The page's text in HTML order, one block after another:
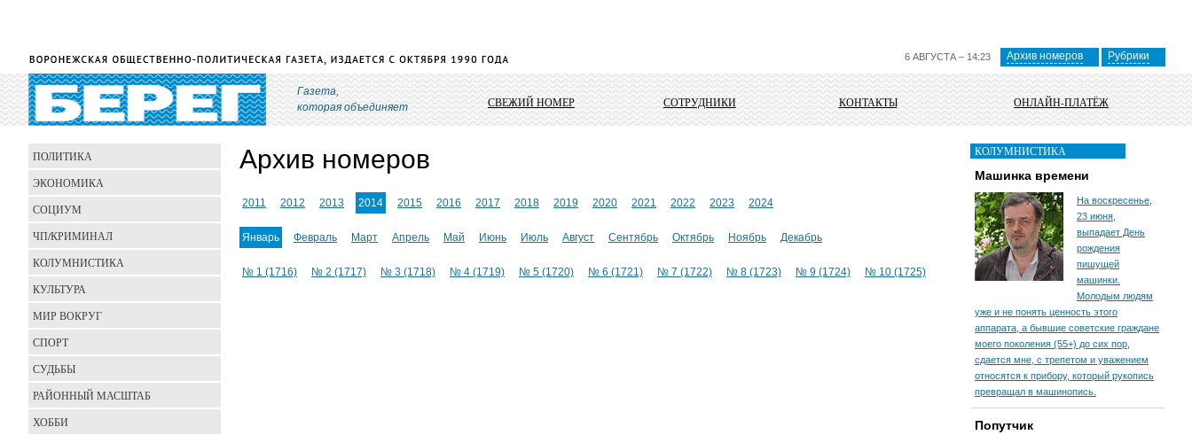
6 АВГУСТА – 14:23 Архив номеров Рубрики
Газета,
которая объединяет
СВЕЖИЙ НОМЕР СОТРУДНИКИ КОНТАКТЫ ОНЛАЙН-ПЛАТЁЖ
Архив номеров
2011 2012 2013 2014 2015 2016 2017 2018 2019 2020 2021 2022 2023 2024
Январь Февраль Март Апрель Май Июнь Июль Август Сентябрь Октябрь Ноябрь Декабрь
№ 1 (1716) № 2 (1717) № 3 (1718) № 4 (1719) № 5 (1720) № 6 (1721) № 7 (1722) № 8 (1723) № 9 (1724) № 10 (1725)
ПОЛИТИКА
ЭКОНОМИКА
СОЦИУМ
ЧП/КРИМИНАЛ
КОЛУМНИСТИКА
КУЛЬТУРА
МИР ВОКРУГ
СПОРТ
СУДЬБЫ
РАЙОННЫЙ МАСШТАБ
ХОББИ
КОЛУМНИСТИКА
Машинка времени
На воскресенье,
23 июня,
выпадает День
рождения
пишущей
машинки.
Молодым людям
уже и не понять ценность этого
аппарата, а бывшие советские граждане
моего поколения (55+) до сих пор,
сдается мне, с трепетом и уважением
относятся к прибору, который рукопись
превращал в машинопись.
Попутчик